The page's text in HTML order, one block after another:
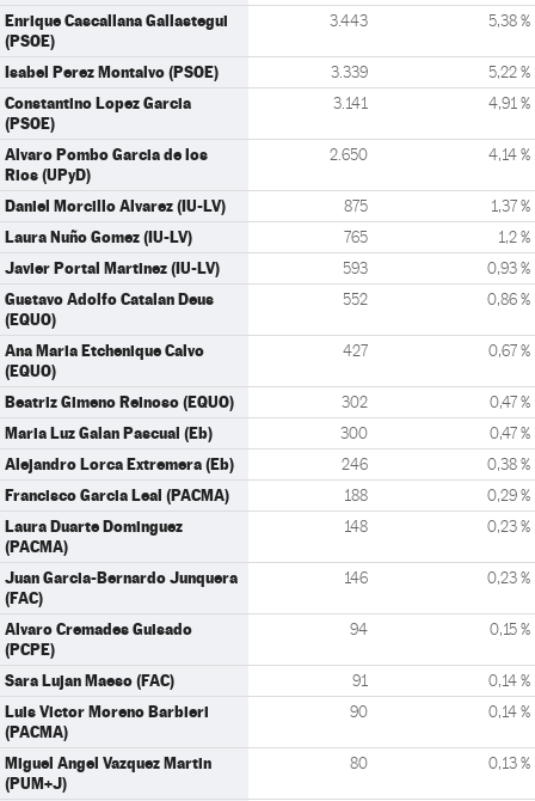
Enrique Cascallana Gallastegui
(PSOE)
3.443 5,38 %
Isabel Perez Montalvo (PSOE) 3.339 5,22 %
Constantino Lopez Garcia
(PSOE)
3.141 4,91 %
Alvaro Pombo Garcia de los
Rios (UPyD)
2.650 4,14 %
Daniel Morcillo Alvarez (IU-LV) 875 1,37 %
Laura Nuño Gomez (IU-LV) 765 1,2 %
Javier Portal Martinez (IU-LV) 593 0,93 %
Gustavo Adolfo Catalan Deus
(EQUO)
552 0,86 %
Ana Maria Etchenique Calvo
(EQUO)
427 0,67 %
Beatriz Gimeno Reinoso (EQUO) 302 0,47 %
Maria Luz Galan Pascual (Eb) 300 0,47 %
Alejandro Lorca Extremera (Eb) 246 0,38 %
Francisco Garcia Leal (PACMA) 188 0,29 %
Laura Duarte Dominguez
(PACMA)
148 0,23 %
Juan Garcia-Bernardo Junquera
(FAC)
146 0,23 %
Alvaro Cremades Guisado
(PCPE)
94 0,15 %
Sara Lujan Maeso (FAC) 91 0,14 %
Luis Victor Moreno Barbieri
(PACMA)
90 0,14 %
Miguel Angel Vazquez Martin
(PUM+J)
80 0,13 %